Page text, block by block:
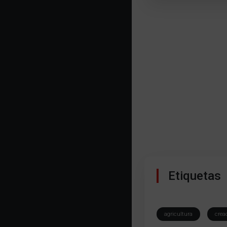
Etiquetas
agricultura